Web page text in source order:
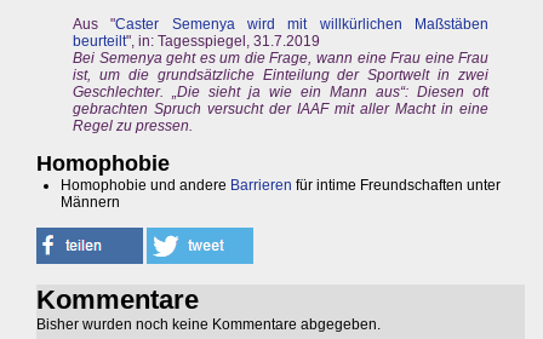
Aus "Caster Semenya wird mit willkürlichen Maßstäben
beurteilt", in: Tagesspiegel, 31.7.2019
Bei Semenya geht es um die Frage, wann eine Frau eine Frau
ist, um die grundsätzliche Einteilung der Sportwelt in zwei
Geschlechter. „Die sieht ja wie ein Mann aus“: Diesen oft
gebrachten Spruch versucht der IAAF mit aller Macht in eine
Regel zu pressen.
Homophobie
Homophobie und andere Barrieren für intime Freundschaften unter
Männern
Kommentare
Bisher wurden noch keine Kommentare abgegeben.